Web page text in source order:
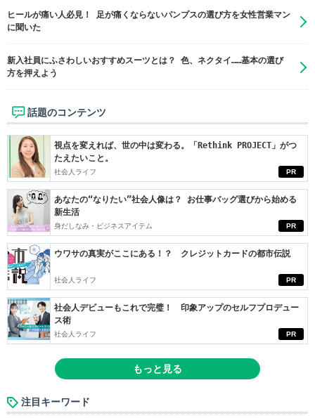
ヒールが痛い人必見！ 足が痛くならないパンプスの選び方を女性営業マン
に聞いた
新入社員にふさわしいおすすめスーツとは？ 色、ネクタイ……基本の選び
方を押えよう
話題のコンテンツ
PR
視点を変えれば、世の中は変わる。「Rethink PROJECT」がつ
たえたいこと。
社会人ライフ
PR
あなたの“なりたい”社会人像は？ お仕事バッグ選びから始める
新生活
身だしなみ・ビジネスアイテム
PR
ウワサの真実がここにある！？ クレジットカードの都市伝説
社会人ライフ
PR
社会人デビューもこれで完璧！ 印象アップのセルフプロデュー
ス術
社会人ライフ
もっと見る
注目キーワード